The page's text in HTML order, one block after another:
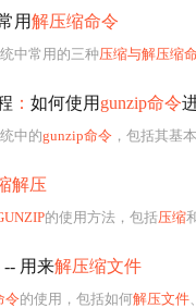
用解压缩命令
中常用的三种压缩与解压缩
： 如何使用 gunzip命令
中的gunzip命令 ，包括其基
解压
的使用方法，包括压缩
-- 用来解压缩文件
令的使用，包括如何解压文件